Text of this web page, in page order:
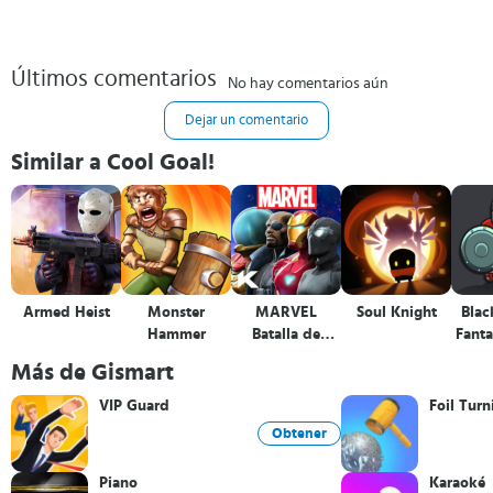
Últimos comentarios No hay comentarios aún
Dejar un comentario
Similar a Cool Goal!
Armed Heist
Monster
Hammer
MARVEL
Batalla de
Soul Knight
Más de Gismart
VIP Guard
Obtener
Piano
Foil
Karaoké